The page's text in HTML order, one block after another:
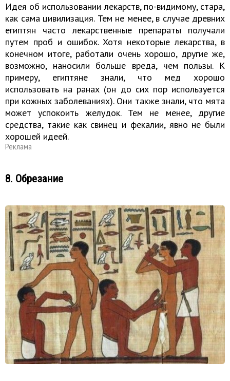
Идея об использовании лекарств, по-видимому, стара,
как сама цивилизация. Тем не менее, в случае древних
египтян часто лекарственные препараты получали
путем проб и ошибок. Хотя некоторые лекарства, в
конечном итоге, работали очень хорошо, другие же,
возможно, наносили больше вреда, чем пользы. К
примеру, египтяне знали, что мед хорошо
использовать на ранах (он до сих пор используется
при кожных заболеваниях). Они также знали, что мята
может успокоить желудок. Тем не менее, другие
средства, такие как свинец и фекалии, явно не были
хорошей идеей.
Реклама
8. Обрезание